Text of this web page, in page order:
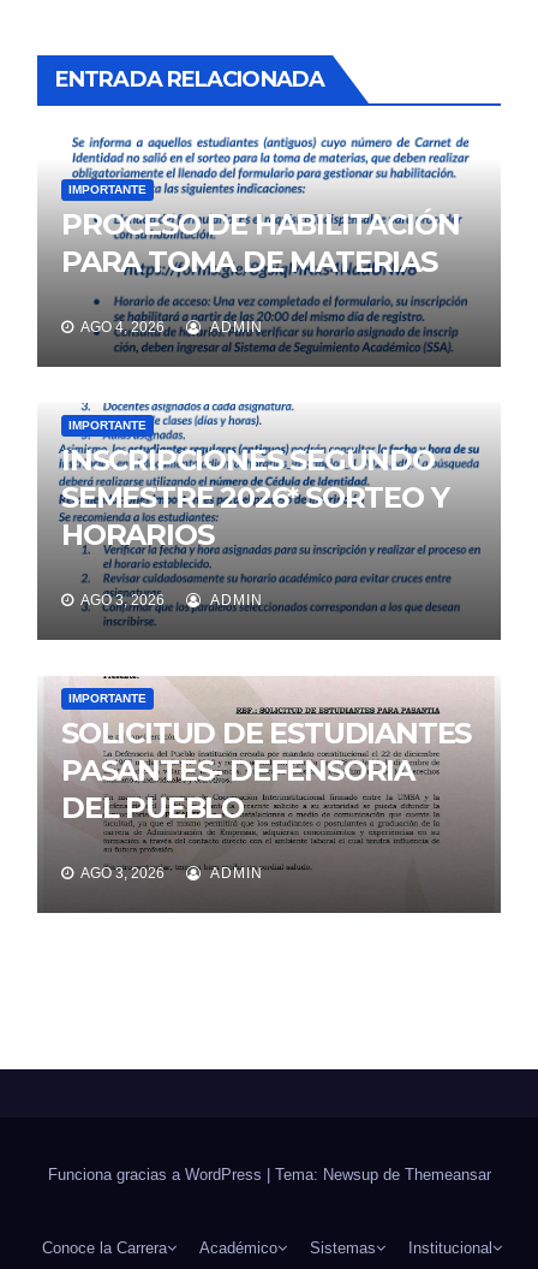
ENTRADA RELACIONADA
IMPORTANTE
PROCESO DE HABILITACIÓN
PARA TOMA DE MATERIAS
AGO 4, 2026 ADMIN
IMPORTANTE
INSCRIPCIONES SEGUNDO
SEMESTRE 2026* SORTEO Y
HORARIOS
AGO 3, 2026 ADMIN
IMPORTANTE
SOLICITUD DE ESTUDIANTES
PASANTES- DEFENSORIA
DEL PUEBLO
AGO 3, 2026 ADMIN
Funciona gracias a WordPress | Tema: Newsup de Themeansar
Conoce la Carrera Académico Sistemas Institucional